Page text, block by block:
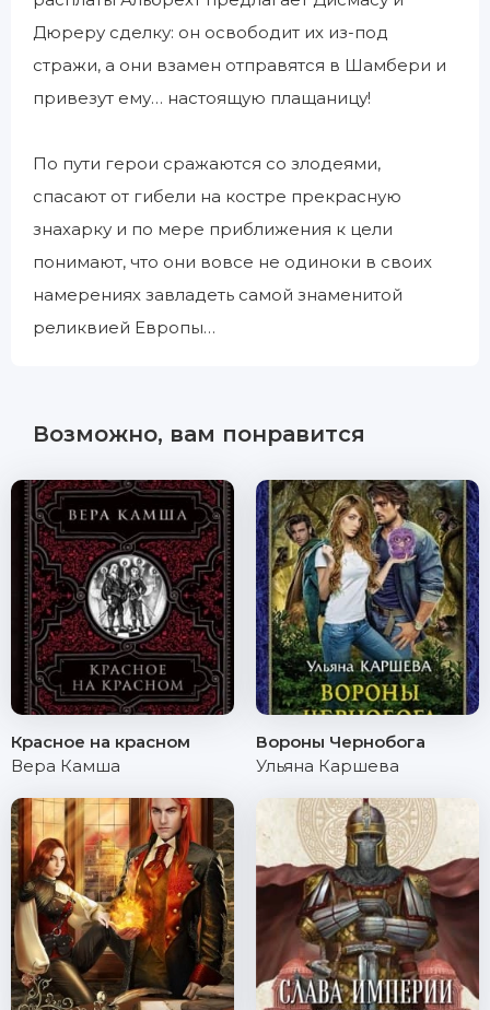
Дюреру сделку: он освободит их из-под
стражи, а они взамен отправятся в Шамбери и
привезут ему… настоящую плащаницу!
По пути герои сражаются со злодеями,
спасают от гибели на костре прекрасную
знахарку и по мере приближения к цели
понимают, что они вовсе не одиноки в своих
намерениях завладеть самой знаменитой
реликвией Европы…
Возможно, вам понравится
Красное на красном
Вера Камша
Вороны Чернобога
Ульяна Каршева